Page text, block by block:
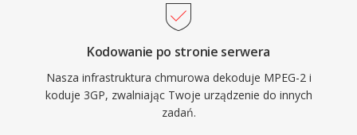
Kodowanie po stronie serwera
Nasza infrastruktura chmurowa dekoduje MPEG-2 i
koduje 3GP, zwalniając Twoje urządzenie do innych
zadań.